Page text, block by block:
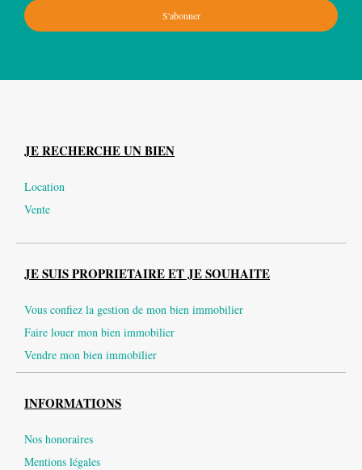
S'abonner
JE RECHERCHE UN BIEN
Location
Vente
JE SUIS PROPRIETAIRE ET JE SOUHAITE
Vous confiez la gestion de mon bien immobilier
Faire louer mon bien immobilier
Vendre mon bien immobilier
INFORMATIONS
Nos honoraires
Mentions légales